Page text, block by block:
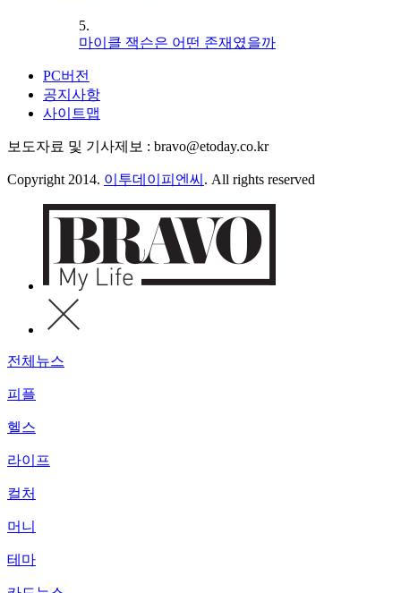
5.
마이클 잭슨은 어떤 존재였을까
PC버전
공지사항
사이트맵
보도자료 및 기사제보 : bravo@etoday.co.kr
Copyright 2014. 이투데이피엔씨 . All rights reserved
전체뉴스
피플
헬스
라이프
컬처
머니
테마